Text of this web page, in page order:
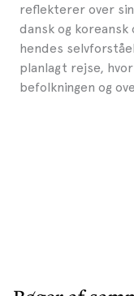
reflekterer over
dansk og
hendes
planlagt rejse,
befolkningen og